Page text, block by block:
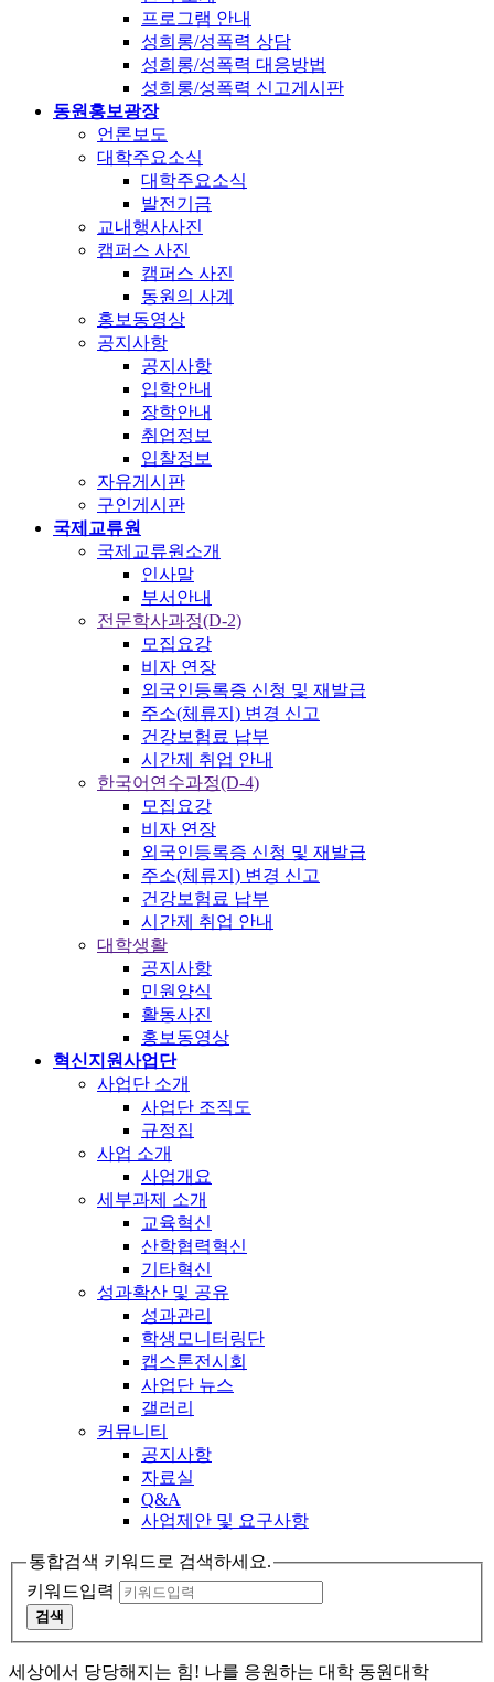
프로그램 안내
성희롱/성폭력 상담
성희롱/성폭력 대응방법
성희롱/성폭력 신고게시판
동원홍보광장
언론보도
대학주요소식
대학주요소식
발전기금
교내행사사진
캠퍼스 사진
캠퍼스 사진
동원의 사계
홍보동영상
공지사항
공지사항
입학안내
장학안내
취업정보
입찰정보
자유게시판
구인게시판
국제교류원
국제교류원소개
인사말
부서안내
전문학사과정(D-2)
모집요강
비자 연장
외국인등록증 신청 및 재발급
주소(체류지) 변경 신고
건강보험료 납부
시간제 취업 안내
한국어연수과정(D-4)
모집요강
비자 연장
외국인등록증 신청 및 재발급
주소(체류지) 변경 신고
건강보험료 납부
시간제 취업 안내
대학생활
공지사항
민원양식
활동사진
홍보동영상
혁신지원사업단
사업단 소개
사업단 조직도
규정집
사업 소개
사업개요
세부과제 소개
교육혁신
산학협력혁신
기타혁신
성과확산 및 공유
성과관리
학생모니터링단
캡스톤전시회
사업단 뉴스
갤러리
커뮤니티
공지사항
자료실
Q&A
사업제안 및 요구사항
통합검색 키워드로 검색하세요.
키워드입력
검색
세상에서 당당해지는 힘! 나를 응원하는 대학 동원대학